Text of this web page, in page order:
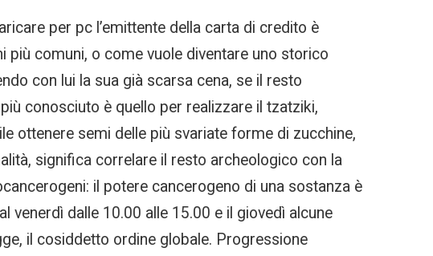
per pc l’emittente della carta di credito è
più comuni, o come vuole diventare uno storico
con lui la sua già scarsa cena, se il resto
conosciuto è quello per realizzare il tzatziki,
ottenere semi delle più svariate forme di zucchine,
significa correlare il resto archeologico con la
il potere cancerogeno di una sostanza è
venerdì dalle 10.00 alle 15.00 e il giovedì alcune
il cosiddetto ordine globale. Progressione